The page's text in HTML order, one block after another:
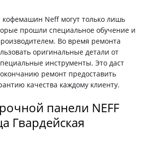
Neff могут только лишь
прошли специальное обучение и
Во время ремонта
оригинальные детали от
инструменты. Это даст
ремонт предоставить
качества каждому клиенту.
панели NEFF
Гвардейская